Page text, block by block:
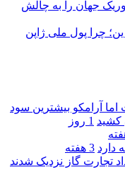
جهان را به چالش
چرا پول ملی ژاپن
آرامکو بیشترین سود
کشید 1 روز
دارد 3 هفته
تجارت گاز نزدیک شدند